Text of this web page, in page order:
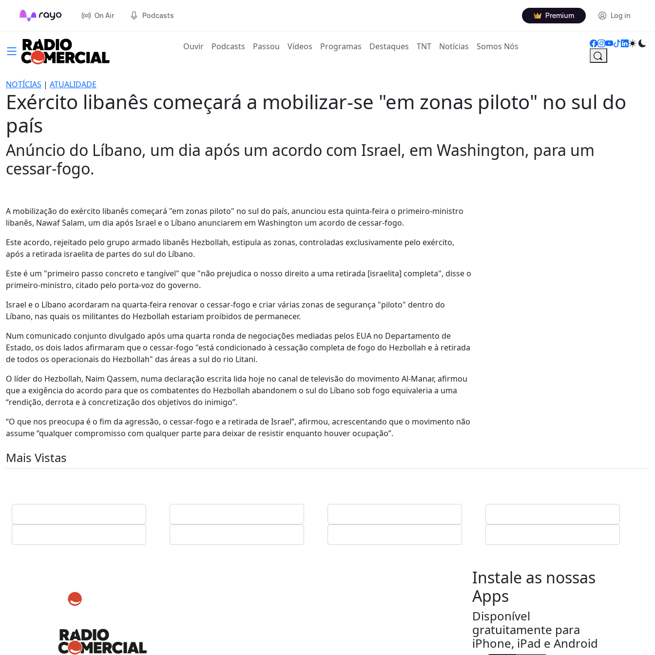
On Air Podcasts Premium Log in
Ouvir(current)
Podcasts Passou Vídeos Programas Destaques TNT Notícias Somos Nós
NOTÍCIAS | ATUALIDADE
Exército libanês começará a mobilizar-se "em zonas piloto" no sul do
país
Anúncio do Líbano, um dia após um acordo com Israel, em Washington, para um
cessar-fogo.
A mobilização do exército libanês começará "em zonas piloto" no sul do país, anunciou esta quinta-feira o primeiro-ministro
libanês, Nawaf Salam, um dia após Israel e o Líbano anunciarem em Washington um acordo de cessar-fogo.
Este acordo, rejeitado pelo grupo armado libanês Hezbollah, estipula as zonas, controladas exclusivamente pelo exército,
após a retirada israelita de partes do sul do Líbano.
Este é um "primeiro passo concreto e tangível" que "não prejudica o nosso direito a uma retirada [israelita] completa", disse o
primeiro-ministro, citado pelo porta-voz do governo.
Israel e o Líbano acordaram na quarta-feira renovar o cessar-fogo e criar várias zonas de segurança "piloto" dentro do
Líbano, nas quais os militantes do Hezbollah estariam proibidos de permanecer.
Num comunicado conjunto divulgado após uma quarta ronda de negociações mediadas pelos EUA no Departamento de
Estado, os dois lados afirmaram que o cessar-fogo "está condicionado à cessação completa de fogo do Hezbollah e à retirada
de todos os operacionais do Hezbollah" das áreas a sul do rio Litani.
O líder do Hezbollah, Naim Qassem, numa declaração escrita lida hoje no canal de televisão do movimento Al-Manar, afirmou
que a exigência do acordo para que os combatentes do Hezbollah abandonem o sul do Líbano sob fogo equivaleria a uma
“rendição, derrota e à concretização dos objetivos do inimigo”.
“O que nos preocupa é o fim da agressão, o cessar-fogo e a retirada de Israel”, afirmou, acrescentando que o movimento não
assume “qualquer compromisso com qualquer parte para deixar de resistir enquanto houver ocupação”.
Mais Vistas
Instale as nossas
Apps
Disponível
gratuitamente para
iPhone, iPad e Android